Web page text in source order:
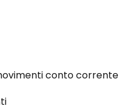
conto corrente